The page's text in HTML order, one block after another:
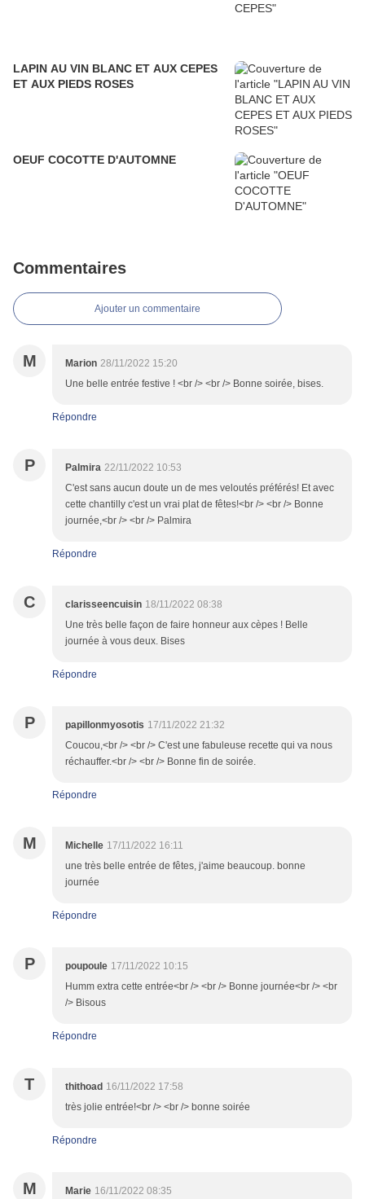
LAPIN AU VIN BLANC ET AUX CEPES
ET AUX PIEDS ROSES
OEUF COCOTTE D'AUTOMNE
Commentaires
Ajouter un commentaire
M Marion 28/11/2022 15:20
Une belle entrée festive ! <br /> <br /> Bonne soirée, bises.
Répondre
P Palmira 22/11/2022 10:53
C'est sans aucun doute un de mes veloutés préférés! Et avec
cette chantilly c'est un vrai plat de fêtes!<br /> <br /> Bonne
journée,<br /> <br /> Palmira
Répondre
C clarisseencuisin 18/11/2022 08:38
Une très belle façon de faire honneur aux cèpes ! Belle
journée à vous deux. Bises
Répondre
P papillonmyosotis 17/11/2022 21:32
Coucou,<br /> <br /> C'est une fabuleuse recette qui va nous
réchauffer.<br /> <br /> Bonne fin de soirée.
Répondre
M Michelle 17/11/2022 16:11
une très belle entrée de fêtes, j'aime beaucoup. bonne
journée
Répondre
P poupoule 17/11/2022 10:15
Humm extra cette entrée<br /> <br /> Bonne journée<br /> <br
/> Bisous
Répondre
T thithoad 16/11/2022 17:58
très jolie entrée!<br /> <br /> bonne soirée
Répondre
M Marie 16/11/2022 08:35